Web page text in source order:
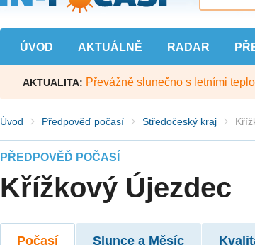
ÚVOD AKTUÁLNĚ RADAR
AKTUALITA: Převážně slunečno s letními
Úvod Předpověď počasí Středočeský kraj
PŘEDPOVĚĎ POČASÍ
Křížkový Újezdec
Počasí Slunce a Měsíc